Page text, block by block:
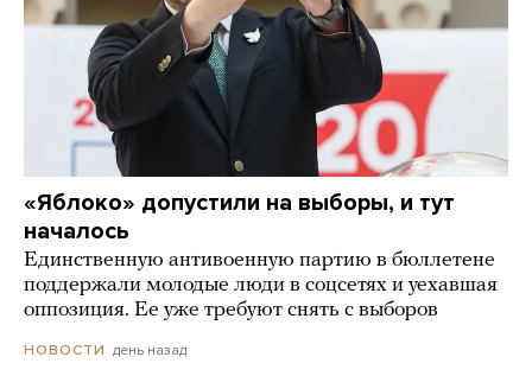
«Яблоко» допустили на выборы, и тут
началось
Единственную антивоенную партию в бюллетене
поддержали молодые люди в соцсетях и уехавшая
оппозиция. Ее уже требуют снять с выборов
НОВОСТИ день назад